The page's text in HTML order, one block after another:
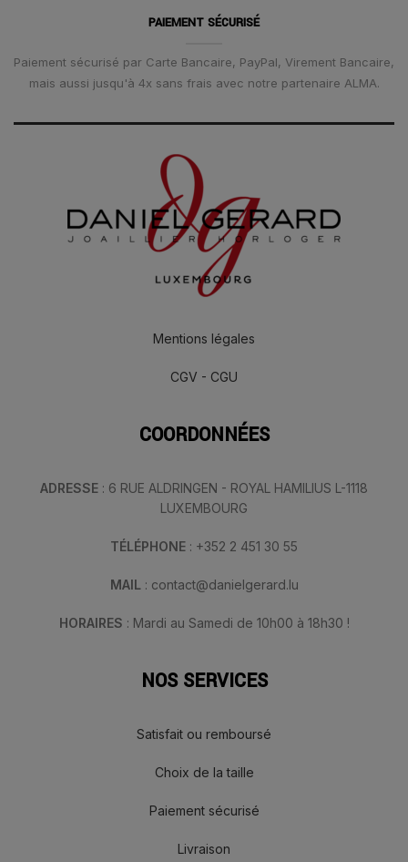
PAIEMENT SÉCURISÉ
Paiement sécurisé par Carte Bancaire, PayPal, Virement Bancaire,
mais aussi jusqu'à 4x sans frais avec notre partenaire ALMA.
Mentions légales
CGV - CGU
COORDONNÉES
ADRESSE : 6 RUE ALDRINGEN - ROYAL HAMILIUS L-1118
LUXEMBOURG
TÉLÉPHONE : +352 2 451 30 55
MAIL : contact@danielgerard.lu
HORAIRES : Mardi au Samedi de 10h00 à 18h30 !
NOS SERVICES
Satisfait ou remboursé
Choix de la taille
Paiement sécurisé
Livraison